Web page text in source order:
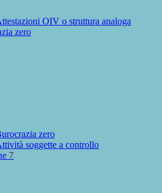
OIV o struttura analoga
zero
zero
soggette a controllo
7